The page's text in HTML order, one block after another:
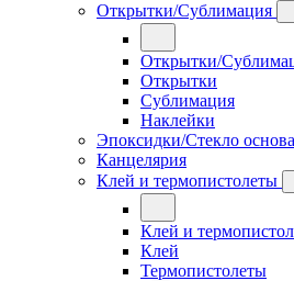
Открытки/Сублимация
Открытки/
Открытки
Сублимация
Наклейки
Эпоксидки/Стекло
Канцелярия
Клей и термопистолеты
Клей и
Клей
Термопистолеты